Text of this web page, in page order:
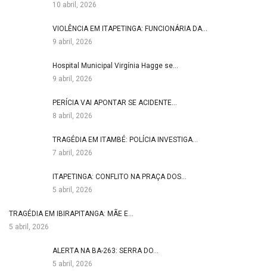
10 abril, 2026
VIOLÊNCIA EM ITAPETINGA: FUNCIONÁRIA DA…
9 abril, 2026
Hospital Municipal Virgínia Hagge se…
9 abril, 2026
PERÍCIA VAI APONTAR SE ACIDENTE…
8 abril, 2026
TRAGÉDIA EM ITAMBÉ: POLÍCIA INVESTIGA…
7 abril, 2026
ITAPETINGA: CONFLITO NA PRAÇA DOS…
5 abril, 2026
TRAGÉDIA EM IBIRAPITANGA: MÃE E…
5 abril, 2026
ALERTA NA BA-263: SERRA DO…
5 abril, 2026